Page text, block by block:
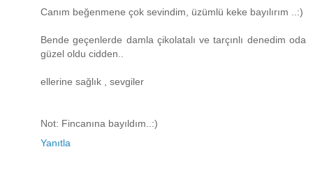
Canım beğenmene çok sevindim, üzümlü keke bayılırım ..:)
Bende geçenlerde damla çikolatalı ve tarçınlı denedim oda
güzel oldu cidden..
ellerine sağlık , sevgiler
Not: Fincanına bayıldım..:)
Yanıtla